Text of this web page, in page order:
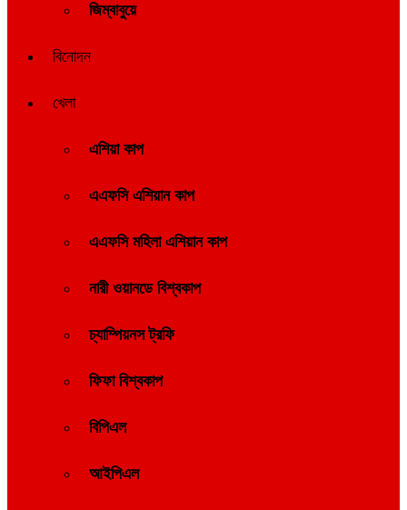
জিম্বাবুয়ে
বিনোদন
খেলা
এশিয়া কাপ
এএফসি এশিয়ান কাপ
এএফসি মহিলা এশিয়ান কাপ
নারী ওয়ানডে বিশ্বকাপ
চ্যাম্পিয়নস ট্রফি
ফিফা বিশ্বকাপ
বিপিএল
আইপিএল